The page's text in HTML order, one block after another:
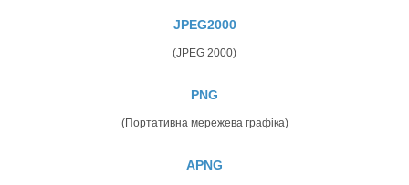
JPEG2000
(JPEG 2000)
PNG
(Портативна мережева графіка)
APNG